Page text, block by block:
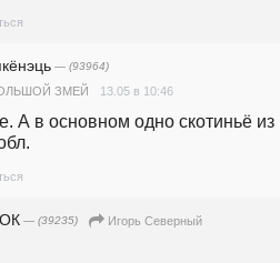
— (93964)
ЗМЕЙ 13.05 в 10:46
— (39235)
Игорь Северный